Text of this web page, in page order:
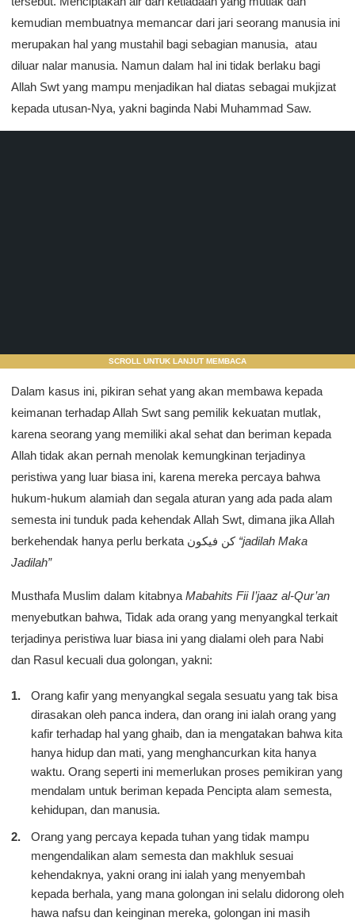
kemudian membuatnya memancar dari jari seorang manusia ini
merupakan hal yang mustahil bagi sebagian manusia, atau
diluar nalar manusia. Namun dalam hal ini tidak berlaku bagi
Allah Swt yang mampu menjadikan hal diatas sebagai mukjizat
kepada utusan-Nya, yakni baginda Nabi Muhammad Saw.
SCROLL UNTUK LANJUT MEMBACA
Dalam kasus ini, pikiran sehat yang akan membawa kepada
keimanan terhadap Allah Swt sang pemilik kekuatan mutlak,
karena seorang yang memiliki akal sehat dan beriman kepada
Allah tidak akan pernah menolak kemungkinan terjadinya
peristiwa yang luar biasa ini, karena mereka percaya bahwa
hukum-hukum alamiah dan segala aturan yang ada pada alam
semesta ini tunduk pada kehendak Allah Swt, dimana jika Allah
berkehendak hanya perlu berkata كن فيكون “jadilah Maka
Jadilah”
Musthafa Muslim dalam kitabnya Mabahits Fii I’jaaz al-Qur’an
menyebutkan bahwa, Tidak ada orang yang menyangkal terkait
terjadinya peristiwa luar biasa ini yang dialami oleh para Nabi
dan Rasul kecuali dua golongan, yakni:
Orang kafir yang menyangkal segala sesuatu yang tak bisa
dirasakan oleh panca indera, dan orang ini ialah orang yang
kafir terhadap hal yang ghaib, dan ia mengatakan bahwa kita
hanya hidup dan mati, yang menghancurkan kita hanya
waktu. Orang seperti ini memerlukan proses pemikiran yang
mendalam untuk beriman kepada Pencipta alam semesta,
kehidupan, dan manusia.
Orang yang percaya kepada tuhan yang tidak mampu
mengendalikan alam semesta dan makhluk sesuai
kehendaknya, yakni orang ini ialah yang menyembah
kepada berhala, yang mana golongan ini selalu didorong oleh
hawa nafsu dan keinginan mereka, golongan ini masih